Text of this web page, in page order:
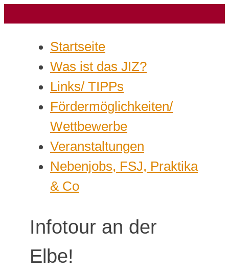
Startseite
Was ist das JIZ?
Links/ TIPPs
Fördermöglichkeiten/
Wettbewerbe
Veranstaltungen
Nebenjobs, FSJ, Praktika
& Co
Infotour an der
Elbe!